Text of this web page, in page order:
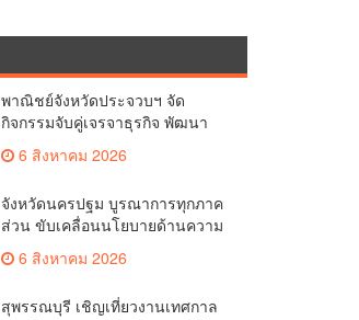
พาณิชย์จังหวัดประจวบฯ จัด
กิจกรรมจับคู่เจรจาธุรกิจ พัฒนา
ศักยภาพ ผู้ประกอบการ ขยายช่อง
ทางการค้า สู่การค้าระหว่าง
6 สิงหาคม 2026
จังหวัดนครปฐม บูรณาการทุกภาค
ส่วน ขับเคลื่อนนโยบายด้านความ
มั่นคง ยกระดับการป้องกัน
อาชญากรรมทางเทคโนโลยี
6 สิงหาคม 2026
สุพรรณบุรี เชิญเที่ยวงานเทศกาล